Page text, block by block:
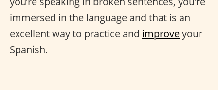
immersed in the language and that is an
excellent way to practice and improveyour
Spanish.